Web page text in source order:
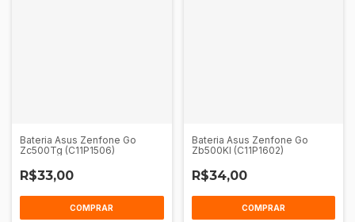
Bateria Asus Zenfone Go
Zc500Tg (C11P1506)
R$33,00
COMPRAR
Bateria Asus Zenfone Go
Zb500Kl (C11P1602)
R$34,00
COMPRAR